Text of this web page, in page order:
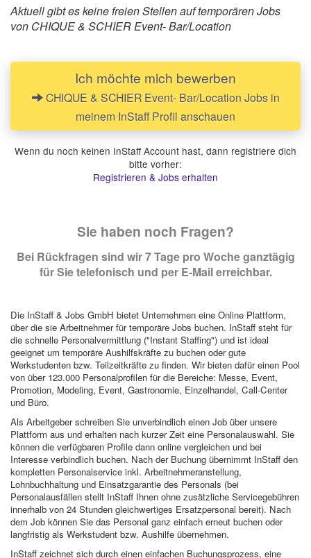
Aktuell gibt es keine freien Stellen auf temporären Jobs
von CHIQUE & SCHIER Event- Bar/Location
Ich möchte mich bewerben
CHIQUE & SCHIER Event- Bar/Location Jobs in
meinem InStaff Profil anschauen
Wenn du noch keinen InStaff Account hast, dann registriere dich
bitte vorher:
Registrieren & Jobs erhalten
Sie haben noch Fragen?
Bei Rückfragen sind wir 7 Tage pro Woche ganztägig
für Sie telefonisch und per E-Mail erreichbar.
Die InStaff & Jobs GmbH bietet Unternehmen eine Online Plattform,
über die sie Arbeitnehmer für temporäre Jobs buchen. InStaff steht für
die schnelle Personalvermittlung ("Instant Staffing") und ist ideal
geeignet um temporäre Aushilfskräfte zu buchen oder gute
Werkstudenten bzw. Teilzeitkräfte zu finden. Wir bieten dafür einen Pool
von über 123.000 Personalprofilen für die Bereiche: Messe, Event,
Promotion, Modeling, Event, Gastronomie, Einzelhandel, Call-Center
und Büro.
Als Arbeitgeber schreiben Sie unverbindlich einen Job über unsere
Plattform aus und erhalten nach kurzer Zeit eine Personalauswahl. Sie
können die verfügbaren Profile dann online vergleichen und bei
Interesse verbindlich buchen. Nach der Buchung übernimmt InStaff den
kompletten Personalservice inkl. Arbeitnehmeranstellung,
Lohnbuchhaltung und Einsatzgarantie des Personals (bei
Personalausfällen stellt InStaff Ihnen ohne zusätzliche Servicegebühren
innerhalb von 24 Stunden gleichwertiges Ersatzpersonal bereit). Nach
dem Job können Sie das Personal ganz einfach erneut buchen oder
langfristig als Werkstudent bzw. Aushilfe übernehmen.
InStaff zeichnet sich durch einen einfachen Buchungsprozess, eine